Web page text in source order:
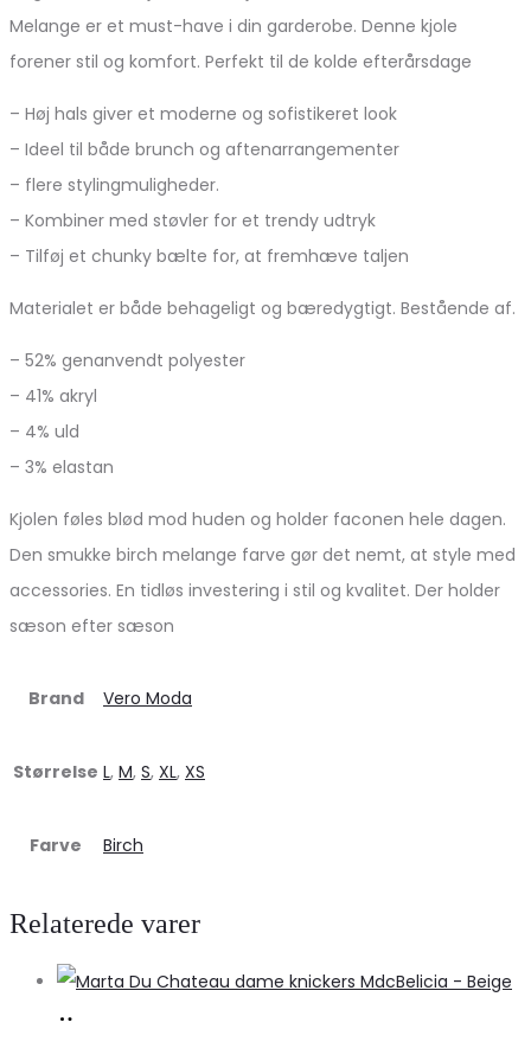
Melange er et must-have i din garderobe. Denne kjole
forener stil og komfort. Perfekt til de kolde efterårsdage
– Høj hals giver et moderne og sofistikeret look
– Ideel til både brunch og aftenarrangementer
– flere stylingmuligheder.
– Kombiner med støvler for et trendy udtryk
– Tilføj et chunky bælte for, at fremhæve taljen
Materialet er både behageligt og bæredygtigt. Bestående af.
– 52% genanvendt polyester
– 41% akryl
– 4% uld
– 3% elastan
Kjolen føles blød mod huden og holder faconen hele dagen.
Den smukke birch melange farve gør det nemt, at style med
accessories. En tidløs investering i stil og kvalitet. Der holder
sæson efter sæson
Brand Vero Moda
Størrelse L, M, S, XL, XS
Farve Birch
Relaterede varer